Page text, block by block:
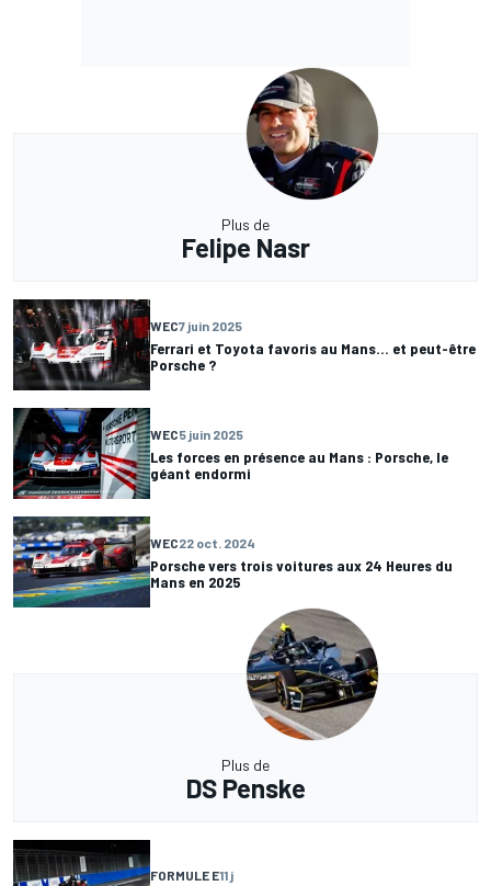
Plus de
Felipe Nasr
WEC7 juin 2025
Ferrari et Toyota favoris au Mans... et peut-être
Porsche ?
WEC5 juin 2025
Les forces en présence au Mans : Porsche, le
géant endormi
WEC22 oct. 2024
Porsche vers trois voitures aux 24 Heures du
Mans en 2025
Plus de
DS Penske
FORMULE E11 j